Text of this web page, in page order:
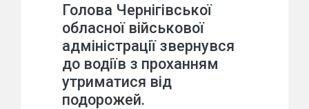
Голова Чернігівської
обласної військової
адміністрації звернувся
до водіїв з проханням
утриматися від
подорожей.